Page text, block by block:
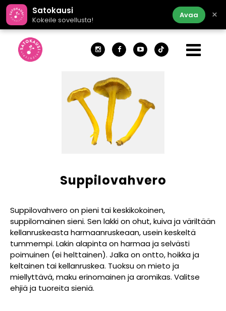
Satokausi
Kokeile sovellusta!
Avaa ×
Suppilovahvero
Suppilovahvero on pieni tai keskikokoinen,
suppilomainen sieni. Sen lakki on ohut, kuiva ja väriltään
kellanruskeasta harmaanruskeaan, usein keskeltä
tummempi. Lakin alapinta on harmaa ja selvästi
poimuinen (ei helttainen). Jalka on ontto, hoikka ja
keltainen tai kellanruskea. Tuoksu on mieto ja
miellyttävä, maku erinomainen ja aromikas. Valitse
ehjiä ja tuoreita sieniä.